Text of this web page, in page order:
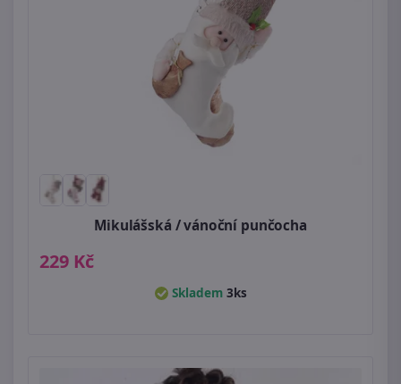
Mikulášská / vánoční punčocha
229 Kč
Skladem 3ks